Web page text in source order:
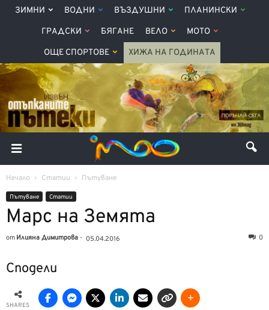
ЗИМНИ ВОДНИ ВЪЗДУШНИ ПЛАНИНСКИ
ГРАДСКИ БЯГАНЕ ВЕЛО МОТО
ОЩЕ СПОРТОВЕ ХИЖА НА ГОДИНАТА
Начало Статии Пътуване
Пътуване Статии
Марс на Земята
от Илияна Димитрова - 05.04.2016 0
Сподели
SHARES